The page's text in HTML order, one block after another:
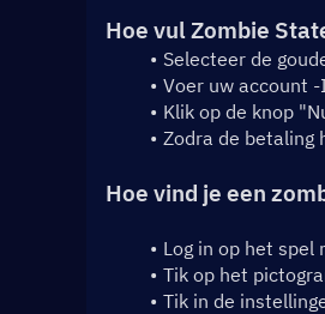
Hoe vul Zombie
Selecteer de
Voer uw account -
Klik op de knop
Zodra de betaling
Hoe vind je een
Log in op het spel
Tik op het
Tik in de